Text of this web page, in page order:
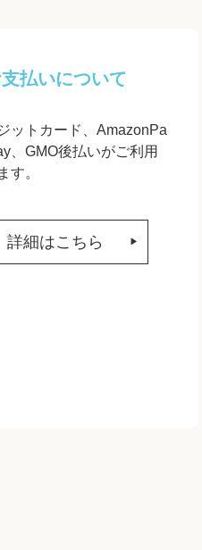
払いについて
ットカード、AmazonPa
、GMO後払いがご利用
す。
詳細はこちら